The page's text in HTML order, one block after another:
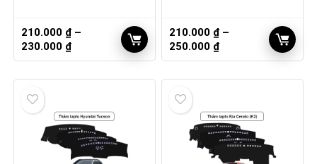
210.000 ₫ –
230.000 ₫Khoảng
giá:
230.000 ₫
210.000 ₫ –
250.000 ₫Khoảng
giá:
250.000 ₫